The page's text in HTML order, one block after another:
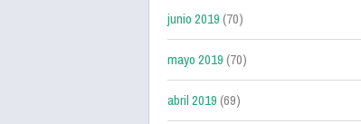
junio 2019(70)
mayo 2019(70)
abril 2019(69)